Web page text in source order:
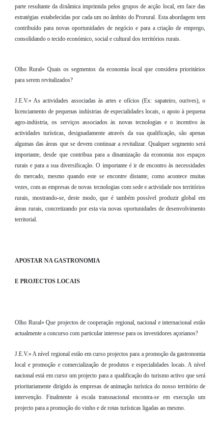
parte resultante da dinâmica imprimida pelos grupos de acção local, em face das
estratégias estabelecidas por cada um no âmbito do Prorural. Esta abordagem tem
contribuído para novas oportunidades de negócio e para a criação de emprego,
consolidando o tecido económico, social e cultural dos territórios rurais.
Olho Rural» Quais os segmentos da economia local que considera prioritários
para serem revitalizados?
J.E.V.» As actividades associadas às artes e ofícios (Ex: sapateiro, ourives), o
licenciamento de pequenas indústrias de especialidades locais, o apoio à pequena
agro-indústria, os serviços associados às novas tecnologias e o incentivo às
actividades turísticas, designadamente através da sua qualificação, são apenas
algumas das áreas que se devem continuar a revitalizar. Qualquer segmento será
importante, desde que contribua para a dinamização da economia nos espaços
rurais e para a sua diversificação. O importante é ir de encontro às necessidades
do mercado, mesmo quando este se encontre distante, como acontece muitas
vezes, com as empresas de novas tecnologias com sede e actividade nos territórios
rurais, mostrando-se, deste modo, que é também possível produzir global em
áreas rurais, concretizando por esta via novas oportunidades de desenvolvimento
territorial.
APOSTAR NA GASTRONOMIA
E PROJECTOS LOCAIS
Olho Rural» Que projectos de cooperação regional, nacional e internacional estão
actualmente a concurso com particular interesse para os investidores açorianos?
J.E.V.» A nível regional estão em curso projectos para a promoção da gastronomia
local e promoção e comercialização de produtos e especialidades locais. A nível
nacional está em curso um projecto para a qualificação do turismo activo que será
prioritariamente dirigido às empresas de animação turística do nosso território de
intervenção. Finalmente à escala transnacional encontra-se em execução um
projecto para a promoção do vinho e de rotas turísticas ligadas ao mesmo.